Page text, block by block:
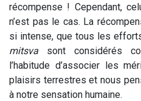
récompense ! Cependant,
n’est pas le cas. La
si intense, que tous les
mitsva sont considérés
l’habitude d’associer les
plaisirs terrestres et nous
à notre sensation humaine.